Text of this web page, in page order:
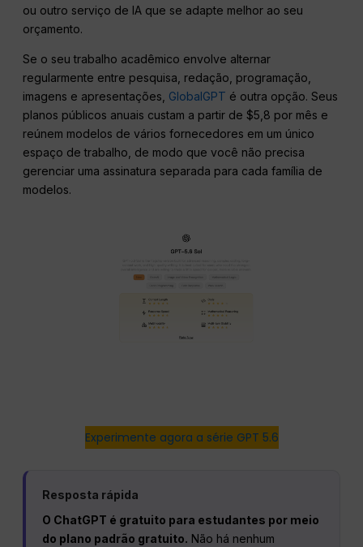
ou outro serviço de IA que se adapte melhor ao seu
orçamento.
Se o seu trabalho acadêmico envolve alternar
regularmente entre pesquisa, redação, programação,
imagens e apresentações, GlobalGPT é outra opção. Seus
planos públicos anuais custam a partir de $5,8 por mês e
reúnem modelos de vários fornecedores em um único
espaço de trabalho, de modo que você não precisa
gerenciar uma assinatura separada para cada família de
modelos.
Experimente agora a série GPT 5.6
Resposta rápida
O ChatGPT é gratuito para estudantes por meio
do plano padrão gratuito. Não há nenhum